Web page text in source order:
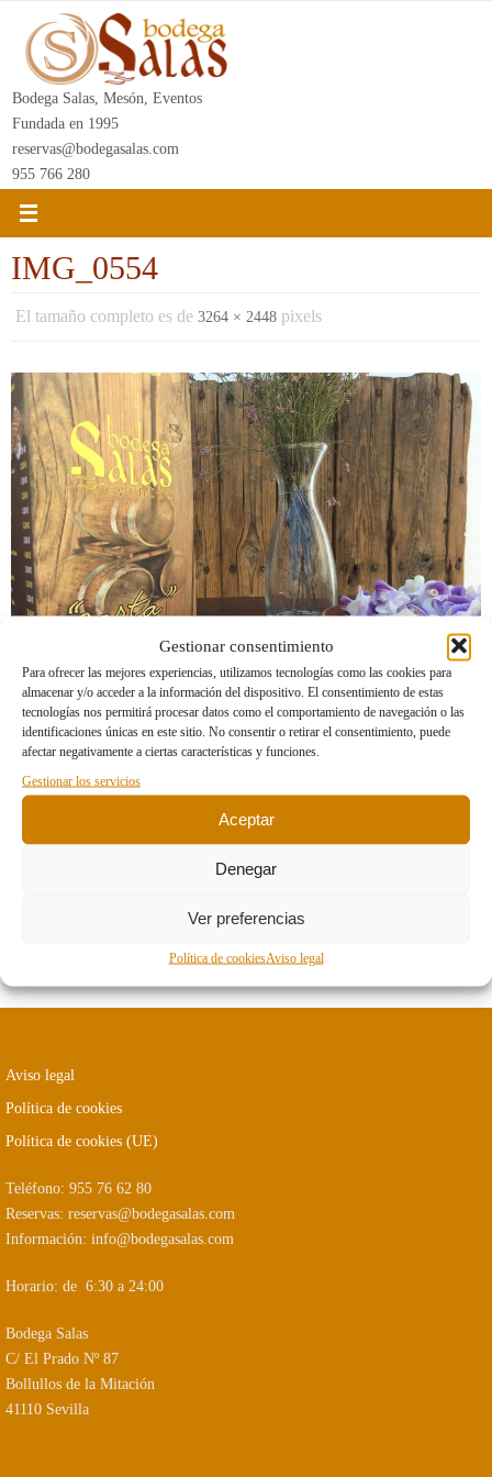
Gestionar consentimiento
Para ofrecer las mejores experiencias, utilizamos tecnologías como las cookies para
almacenar y/o acceder a la información del dispositivo. El consentimiento de estas
tecnologías nos permitirá procesar datos como el comportamiento de navegación o las
identificaciones únicas en este sitio. No consentir o retirar el consentimiento, puede
afectar negativamente a ciertas características y funciones.
Gestionar los servicios
Aceptar
Denegar
Ver preferencias
Política de cookiesAviso legal
contenido
Bodega Salas, Mesón, Eventos
Fundada en 1995
reservas@bodegasalas.com
955 766 280
IMG_0554
El tamaño completo es de 3264 × 2448 pixels
Selección de nuevos platos para esta temporada.
Deja una respuesta
Aviso legal
Política de cookies
Política de cookies (UE)
Teléfono: 955 76 62 80
Reservas: reservas@bodegasalas.com
Información: info@bodegasalas.com
Horario: de 6:30 a 24:00
Bodega Salas
C/ El Prado Nº 87
Bollullos de la Mitación
41110 Sevilla